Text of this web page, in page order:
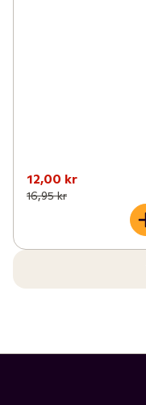
12,00 kr
16,95 kr